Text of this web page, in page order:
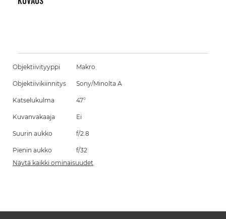
Objektiivityyppi Makro
Objektiivikiinnitys Sony/Minolta A
Katselukulma 47°
Kuvanvakaaja Ei
Suurin aukko f/2.8
Pienin aukko
f/32
Näytä kaikki ominaisuudet